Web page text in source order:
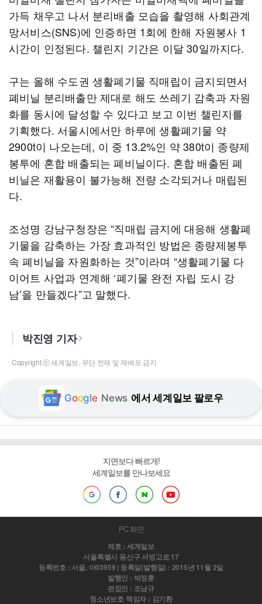
가득 채우고 나서 분리배출 모습을 촬영해 사회관계
망서비스(SNS)에 인증하면 1회에 한해 자원봉사 1
시간이 인정된다. 챌린지 기간은 이달 30일까지다.
구는 올해 수도권 생활폐기물 직매립이 금지되면서
폐비닐 분리배출만 제대로 해도 쓰레기 감축과 자원
화를 동시에 달성할 수 있다고 보고 이번 챌린지를
기획했다. 서울시에서만 하루에 생활폐기물 약
2900t이 나오는데, 이 중 13.2%인 약 380t이 종량제
봉투에 혼합 배출되는 폐비닐이다. 혼합 배출된 폐
비닐은 재활용이 불가능해 전량 소각되거나 매립된
다.
조성명 강남구청장은 “직매립 금지에 대응해 생활폐
기물을 감축하는 가장 효과적인 방법은 종량제봉투
속 폐비닐을 자원화하는 것”이라며 “생활폐기물 다
이어트 사업과 연계해 ‘폐기물 완전 자립 도시 강
남’을 만들겠다”고 말했다.
박진영 기자
Copyright ⓒ 세계일보. 무단 전재 및 재배포 금지
Google News 에서 세계일보 팔로우
지면보다 빠르게!
세계일보를 만나보세요
PC 화면
제호 : 세계일보
서울특별시 용산구 서빙고로 17
등록번호 : 서울, 아03959 | 등록일(발행일) : 2015년 11월 2일
발행인 : 박정훈
편집인 : 조남규
청소년보호 책임자 : 김기환